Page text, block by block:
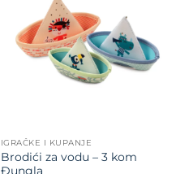
IGRAČKE I KUPANJE
Brodići za vodu – 3 kom
Đungla